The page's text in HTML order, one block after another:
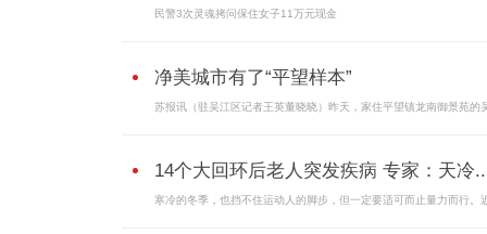
民警3次灵魂拷问保住女子11万元现金
净美城市有了“平望样本”
苏报讯（驻吴江区记者王英董晓晓）昨天，家住平望镇龙南御景苑的
14个大回环后老人突发疾病 专家：天冷
寒冷的冬季，也挡不住运动人的脚步，但一定要适可而止量力而行。